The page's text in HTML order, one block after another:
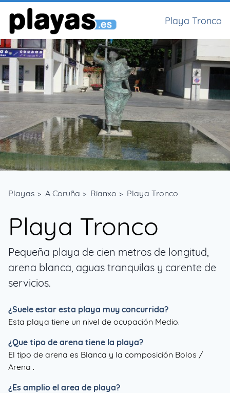
Playa Tronco
Playas > A Coruña > Rianxo > Playa Tronco
Playa Tronco
Pequeña playa de cien metros de longitud,
arena blanca, aguas tranquilas y carente de
servicios.
¿Suele estar esta playa muy concurrida?
Esta playa tiene un nivel de ocupación Medio.
¿Que tipo de arena tiene la playa?
El tipo de arena es Blanca y la composición Bolos /
Arena .
¿Es amplio el area de playa?